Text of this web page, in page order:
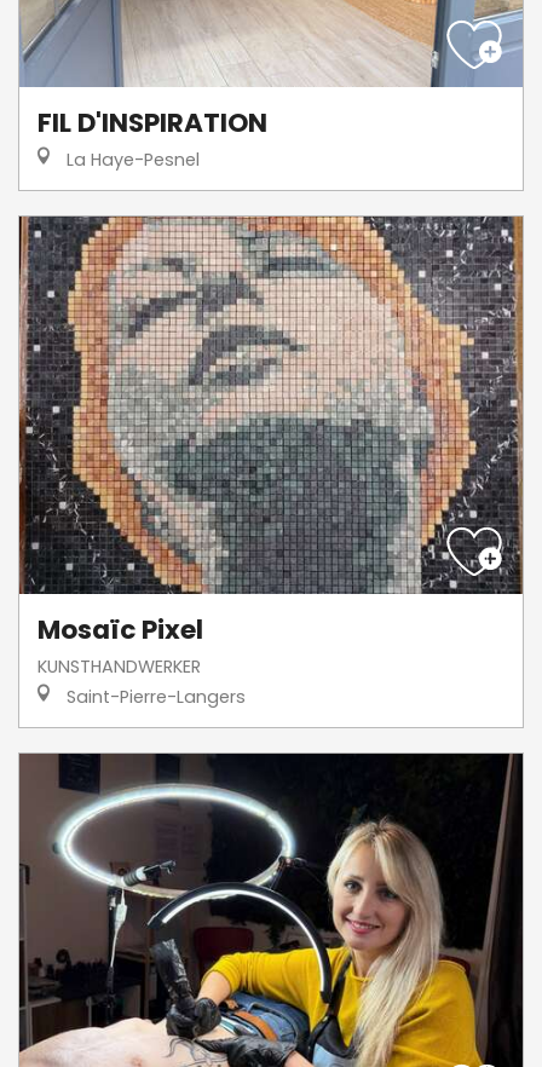
FIL D'INSPIRATION
La Haye-Pesnel
Mosaïc Pixel
KUNSTHANDWERKER
Saint-Pierre-Langers